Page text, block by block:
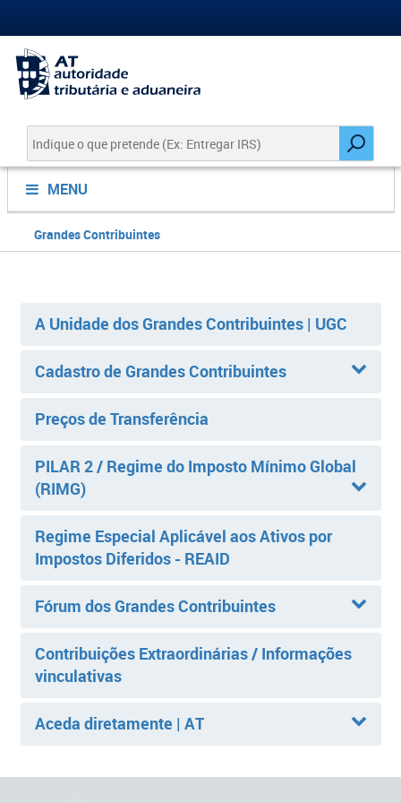
MENU
Grandes Contribuintes
A Unidade dos Grandes Contribuintes | UGC
Cadastro de Grandes Contribuintes
Preços de Transferência
PILAR 2 / Regime do Imposto Mínimo Global
(RIMG)
Regime Especial Aplicável aos Ativos por
Impostos Diferidos - REAID
Fórum dos Grandes Contribuintes
Contribuições Extraordinárias / Informações
vinculativas
Aceda diretamente | AT